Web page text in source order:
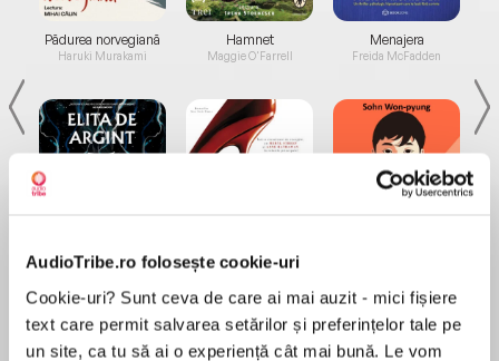
AudioTribe.ro folosește cookie-uri
Cookie-uri? Sunt ceva de care ai mai auzit - mici fișiere
text care permit salvarea setărilor și preferințelor tale pe
un site, ca tu să ai o experiență cât mai bună. Le vom
Pădurea norvegiană
Haruki Murakami
de...
Dani Francis
Hamnet
Maggie O'Farrell
la...
Lauren Weisberger
Menajera
Freida McFadden